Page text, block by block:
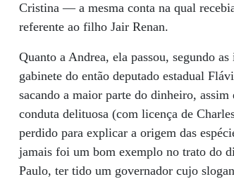
Cristina — a mesma conta na qual
referente ao filho Jair Renan.
Quanto a Andrea, ela passou, segundo
gabinete do então deputado estadual
sacando a maior parte do dinheiro,
conduta delituosa (com licença de
perdido para explicar a origem das
jamais foi um bom exemplo no trato do
Paulo, ter tido um governador cujo